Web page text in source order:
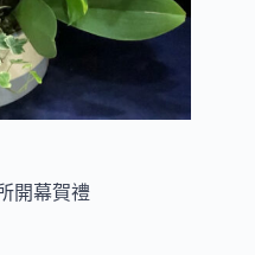
開幕賀禮